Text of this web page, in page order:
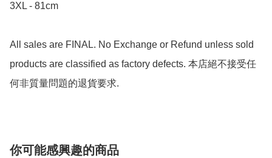
3XL - 81cm
All sales are FINAL. No Exchange or Refund unless sold
products are classified as factory defects. 本店絕不接受任
何非質量問題的退貨要求.
你可能感興趣的商品